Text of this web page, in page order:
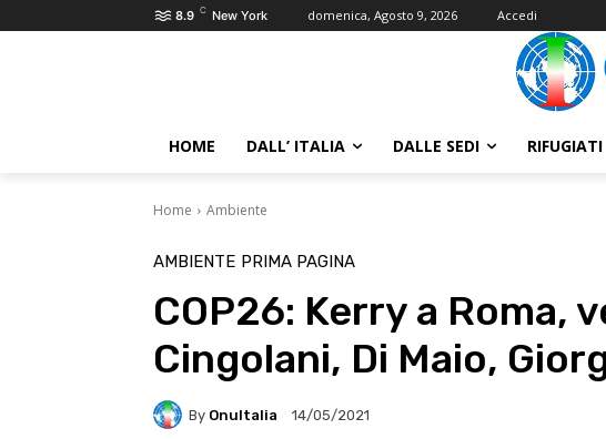
8.9 C New York domenica, Agosto 9, 2026 Accedi
HOME DALL’ ITALIA DALLE SEDI RIFUGIATI
Home Ambiente
AMBIENTE PRIMA PAGINA
COP26: Kerry a Roma,
Cingolani, Di Maio,
By OnuItalia 14/05/2021